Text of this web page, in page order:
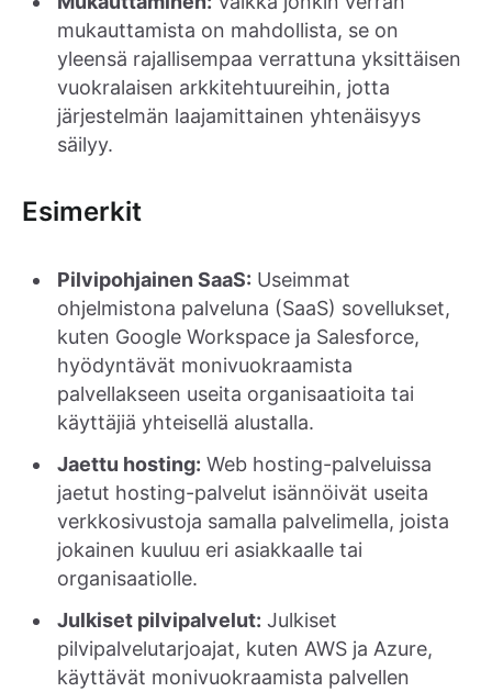
mukauttamista on mahdollista, se on
yleensä rajallisempaa verrattuna yksittäisen
vuokralaisen arkkitehtuureihin, jotta
järjestelmän laajamittainen yhtenäisyys
säilyy.
Esimerkit
Pilvipohjainen SaaS: Useimmat
ohjelmistona palveluna (SaaS) sovellukset,
kuten Google Workspace ja Salesforce,
hyödyntävät monivuokraamista
palvellakseen useita organisaatioita tai
käyttäjiä yhteisellä alustalla.
Jaettu hosting: Web hosting-palveluissa
jaetut hosting-palvelut isännöivät useita
verkkosivustoja samalla palvelimella, joista
jokainen kuuluu eri asiakkaalle tai
organisaatiolle.
Julkiset pilvipalvelut: Julkiset
pilvipalvelutarjoajat, kuten AWS ja Azure,
käyttävät monivuokraamista palvellen